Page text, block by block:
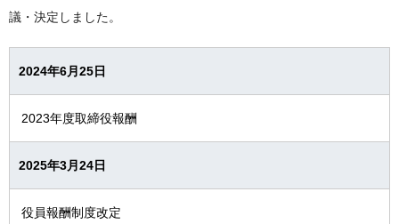
議・決定しました。
2024年6月25日
2023年度取締役報酬
2025年3月24日
役員報酬制度改定